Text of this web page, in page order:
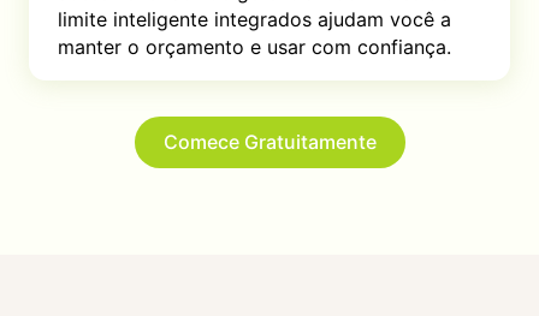
limite inteligente integrados ajudam você a
manter o orçamento e usar com confiança.
Comece Gratuitamente